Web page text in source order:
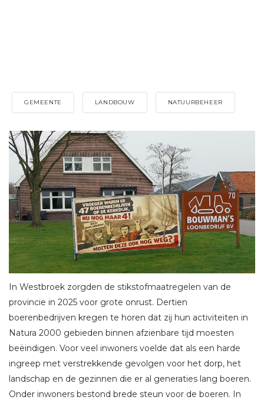
GEMEENTE LANDBOUW NATUURBEHEER
In Westbroek zorgden de stikstofmaatregelen van de
provincie in 2025 voor grote onrust. Dertien
boerenbedrijven kregen te horen dat zij hun activiteiten in
Natura 2000 gebieden binnen afzienbare tijd moesten
beëindigen. Voor veel inwoners voelde dat als een harde
ingreep met verstrekkende gevolgen voor het dorp, het
landschap en de gezinnen die er al generaties lang boeren.
Onder inwoners bestond brede steun voor de boeren. In